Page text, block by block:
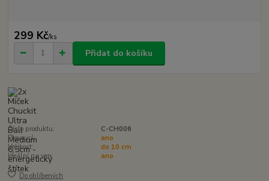
299 Kč/ks
Přidat do košíku
Číslo produktu:
C-CH006
Plovoucí:
ano
Velikost:
do 10 cm
Ideální na ven:
ano
Do oblíbených